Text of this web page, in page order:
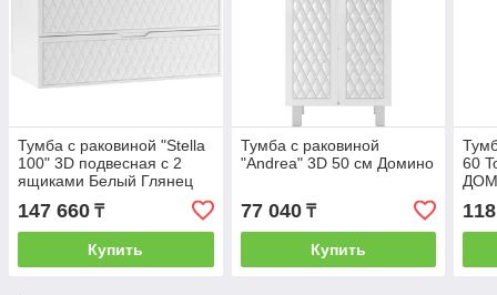
Тумба с раковиной "Stella
100" 3D подвесная с 2
ящиками Белый Глянец
147 660 ₸
Купить
Тумба с раковиной
"Andrea" 3D 50 см Домино
77 040₸
Купить
60